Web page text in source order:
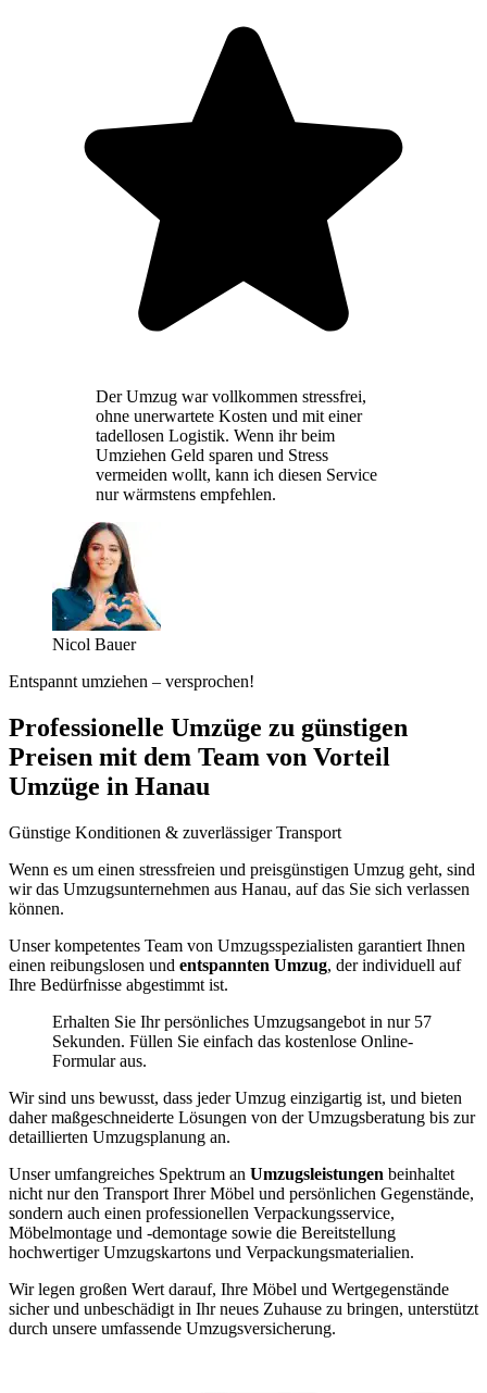
Der Umzug war vollkommen stressfrei,
ohne unerwartete Kosten und mit einer
tadellosen Logistik. Wenn ihr beim
Umziehen Geld sparen und Stress
vermeiden wollt, kann ich diesen Service
nur wärmstens empfehlen.
Nicol Bauer
Entspannt umziehen – versprochen!
Professionelle Umzüge zu günstigen
Preisen mit dem Team von Vorteil
Umzüge in Hanau
Günstige Konditionen & zuverlässiger Transport
Wenn es um einen stressfreien und preisgünstigen Umzug geht, sind
wir das Umzugsunternehmen aus Hanau, auf das Sie sich verlassen
können.
Unser kompetentes Team von Umzugsspezialisten garantiert Ihnen
einen reibungslosen und entspannten Umzug, der individuell auf
Ihre Bedürfnisse abgestimmt ist.
Erhalten Sie Ihr persönliches Umzugsangebot in nur 57
Sekunden. Füllen Sie einfach das kostenlose Online-
Formular aus.
Wir sind uns bewusst, dass jeder Umzug einzigartig ist, und bieten
daher maßgeschneiderte Lösungen von der Umzugsberatung bis zur
detaillierten Umzugsplanung an.
Unser umfangreiches Spektrum an Umzugsleistungen beinhaltet
nicht nur den Transport Ihrer Möbel und persönlichen Gegenstände,
sondern auch einen professionellen Verpackungsservice,
Möbelmontage und -demontage sowie die Bereitstellung
hochwertiger Umzugskartons und Verpackungsmaterialien.
Wir legen großen Wert darauf, Ihre Möbel und Wertgegenstände
sicher und unbeschädigt in Ihr neues Zuhause zu bringen, unterstützt
durch unsere umfassende Umzugsversicherung.